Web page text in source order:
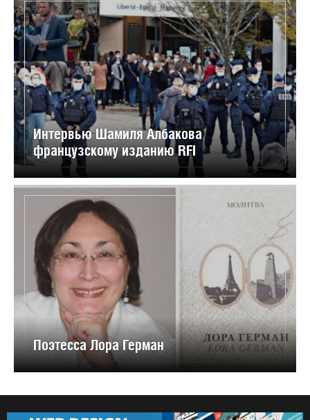
Интервью Шамиля Албакова
французскому изданию RFI
Поэтесса Лора Герман